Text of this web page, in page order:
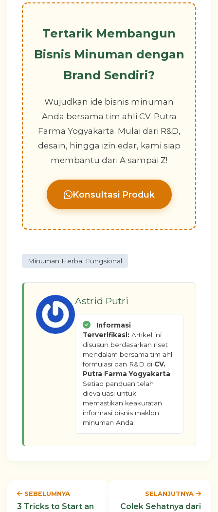
Tertarik Membangun
Bisnis Minuman dengan
Brand Sendiri?
Wujudkan ide bisnis minuman
Anda bersama tim ahli CV. Putra
Farma Yogyakarta. Mulai dari R&D,
desain, hingga izin edar, kami siap
membantu dari A sampai Z!
Konsultasi Produk
Minuman Herbal Fungsional
Astrid Putri
Informasi
Terverifikasi: Artikel ini
disusun berdasarkan riset
mendalam bersama tim ahli
formulasi dan R&D di CV.
Putra Farma Yogyakarta
Setiap panduan telah
dievaluasi untuk
memastikan keakuratan
informasi bisnis maklon
minuman Anda.
SEBELUMNYA
3 Tricks to Start an
SELANJUTNYA
Colek Sehatnya dari